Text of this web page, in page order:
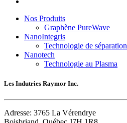
Nos Produits
Graphène PureWave
NanoIntegris
Technologie de séparation
Nanotech
Technologie au Plasma
Les Indutries Raymor Inc.
Adresse: 3765 La Vérendrye